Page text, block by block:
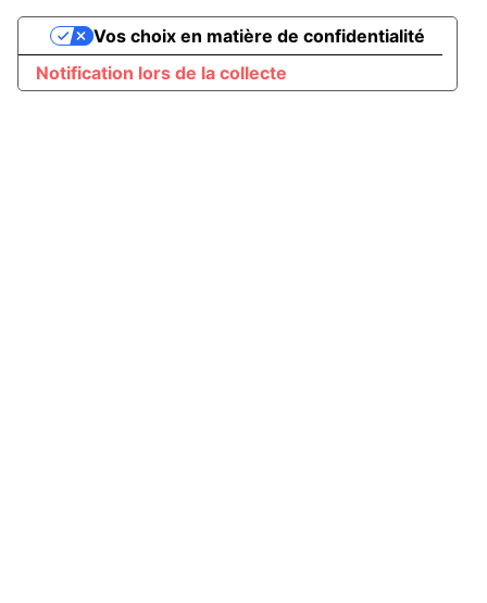
Notification lors de la collecte
Vos choix en matière de confidentialité